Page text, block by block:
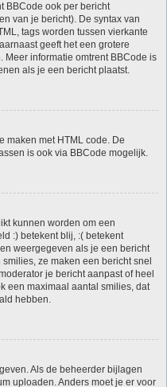
BBCode ook per bericht
van je bericht). De syntax van
tags worden tussen vierkante
geeft het een grotere
informatie omtrent BBCode is
als je een bericht plaatst.
maken met HTML code. De
is ook via BBCode mogelijk.
kunnen worden om een
:) betekent blij, :( betekent
weergegeven als je een bericht
ze maken een bericht snel
je bericht aanpast of heel
een maximaal aantal smilies, dat
hebben.
Als de beheerder bijlagen
uploaden. Anders moet je er voor